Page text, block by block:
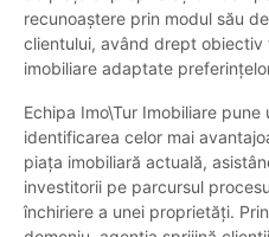
recunoaștere prin modul său
clientului, având drept obiectiv
imobiliare adaptate
Echipa Imo\Tur Imobiliare
identificarea celor mai
piața imobiliară actuală,
investitorii pe parcursul
închiriere a unei proprietăți.